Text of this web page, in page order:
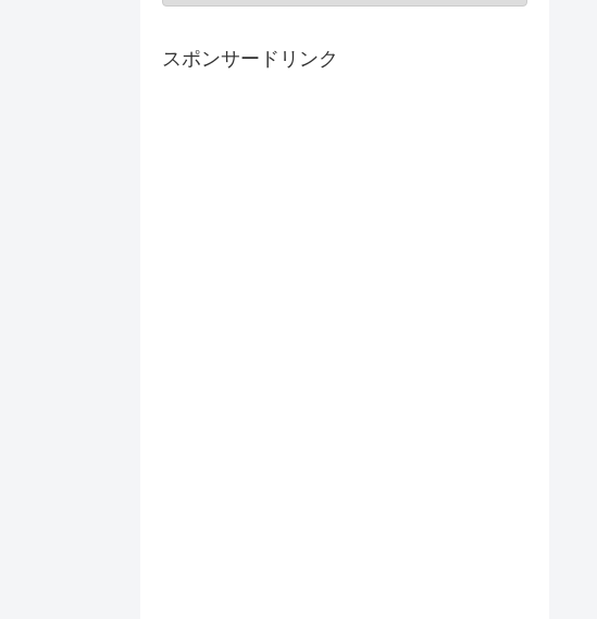
スポンサードリンク